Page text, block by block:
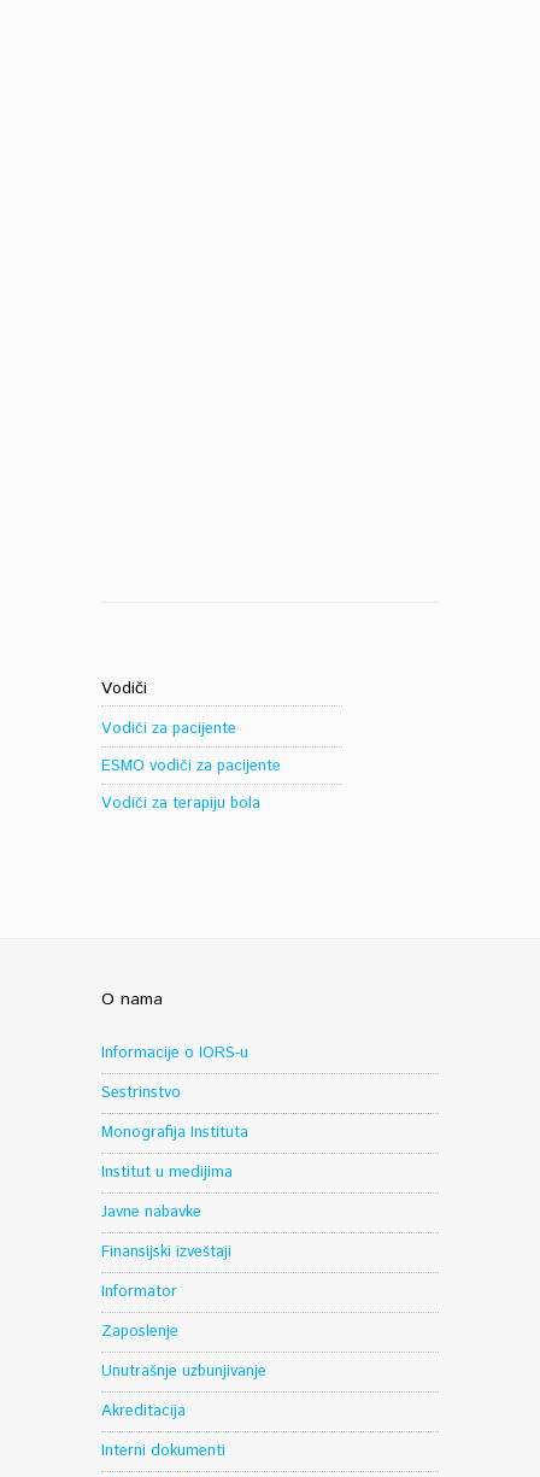
Vodiči
Vodiči za pacijente
ESMO vodiči za pacijente
Vodiči za terapiju bola
O nama
Informacije o IORS-u
Sestrinstvo
Monografija Instituta
Institut u medijima
Javne nabavke
Finansijski izveštaji
Informator
Zaposlenje
Unutrašnje uzbunjivanje
Akreditacija
Interni dokumenti